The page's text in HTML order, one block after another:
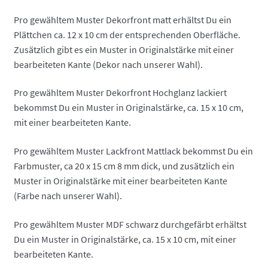
Pro gewähltem Muster Dekorfront matt erhältst Du ein
Plättchen ca. 12 x 10 cm der entsprechenden Oberfläche.
Zusätzlich gibt es ein Muster in Originalstärke mit einer
bearbeiteten Kante (Dekor nach unserer Wahl).
Pro gewähltem Muster Dekorfront Hochglanz lackiert
bekommst Du ein Muster in Originalstärke, ca. 15 x 10 cm,
mit einer bearbeiteten Kante.
Pro gewähltem Muster Lackfront Mattlack bekommst Du ein
Farbmuster, ca 20 x 15 cm 8 mm dick, und zusätzlich ein
Muster in Originalstärke mit einer bearbeiteten Kante
(Farbe nach unserer Wahl).
Pro gewähltem Muster MDF schwarz durchgefärbt erhältst
Du ein Muster in Originalstärke, ca. 15 x 10 cm, mit einer
bearbeiteten Kante.